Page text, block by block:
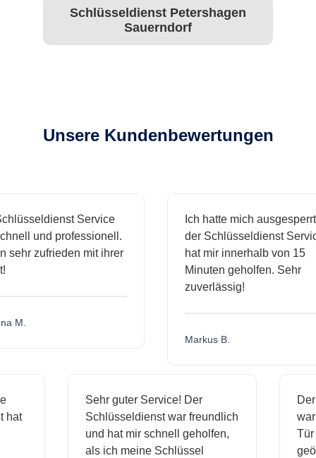
Schlüsseldienst Petershagen
Sauerndorf
Unsere Kundenbewertungen
Service
und professionell.
zufrieden mit ihrer
M.
Ich hatte mich ausgesperrt
der Schlüsseldienst Service
hat mir innerhalb von 15
Minuten geholfen. Sehr
zuverlässig!
Markus B.
hat
Sehr guter Service! Der
Schlüsseldienst war freundlich
und hat mir schnell geholfen,
als ich meine Schlüssel